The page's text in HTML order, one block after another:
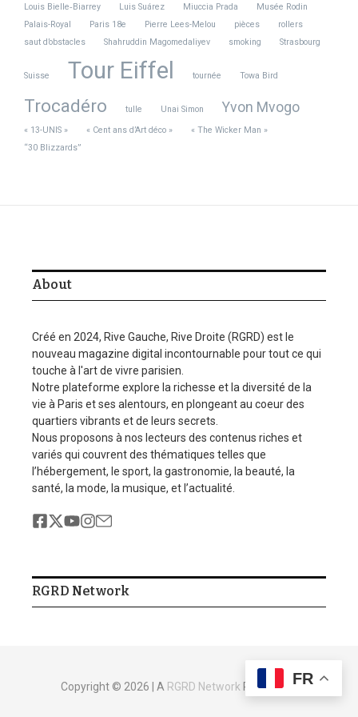
Photos : Paris 18e/Ville de Paris/DR
En bref
Butte Montmartre, 75018 Paris
Du 8 au 12 octobre 2025
Gratuit
Étiquetté : ateliers Butte Montmartre
concerts
Louis Bielle‑Biarrey
Luis Suárez Miuccia Prada
Musée Rodin
Palais-Royal
Paris 18e Pierre Lees-Melou pièces
rollers
saut d’obstacles
Shahruddin Magomedaliyev smoking Strasbourg
Suisse Tour Eiffel tournée Towa Bird
Trocadéro tulle Unai Simon Yvon Mvogo
« 13-UNIS » « Cent ans d’Art déco »
« The Wicker Man »
“30 Blizzards”
About
Créé en 2024, Rive Gauche, Rive Droite (RGRD) est le
nouveau magazine digital incontournable pour tout ce qui
touche à l'art de vivre parisien.
Notre plateforme explore la richesse et la diversité de la
vie à Paris et ses alentours, en plongeant au coeur des
quartiers vibrants et de leurs secrets.
Nous proposons à nos lecteurs des contenus riches et
variés qui couvrent des thématiques telles que
l’hébergement, le sport, la gastronomie, la beauté, la
santé, la mode, la musique, et l’actualité.
RGRD Network
Copyright © 2026 | A RGRD Network ProductionFR